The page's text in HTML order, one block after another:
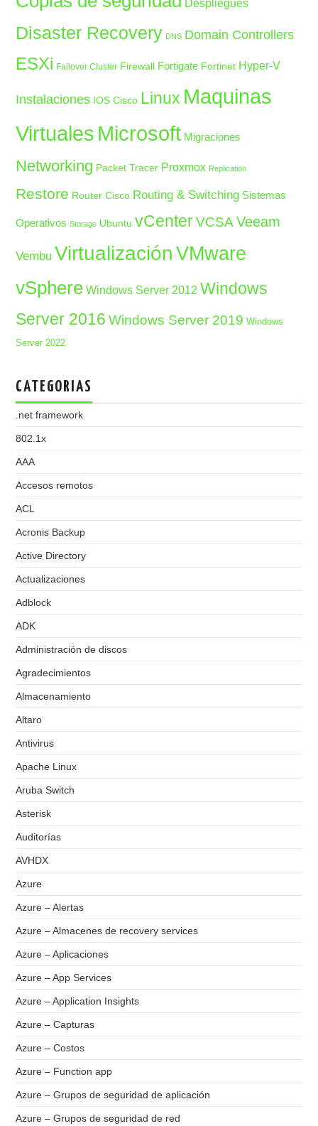
Despliegues
Disaster Recovery DNS Domain Controllers
ESXi Failover Cluster Firewall Fortigate Fortinet Hyper-V
Instalaciones IOS Cisco Linux Maquinas
Virtuales Microsoft Migraciones
Networking Packet Tracer Proxmox Replication
Restore Router Cisco Routing & Switching Sistemas
Operativos Storage Ubuntu vCenter VCSA Veeam
Vembu Virtualización VMware
vSphere Windows Server 2012 Windows
Server 2016 Windows Server 2019 Windows
Server 2022
CATEGORIAS
.net framework
802.1x
AAA
Accesos remotos
ACL
Acronis Backup
Active Directory
Actualizaciones
Adblock
ADK
Administración de discos
Agradecimientos
Almacenamiento
Altaro
Antivirus
Apache Linux
Aruba Switch
Asterisk
Auditorías
AVHDX
Azure
Azure – Alertas
Azure – Almacenes de recovery services
Azure – Aplicaciones
Azure – App Services
Azure – Application Insights
Azure – Capturas
Azure – Costos
Azure – Function app
Azure – Grupos de seguridad de aplicación
Azure – Grupos de seguridad de red